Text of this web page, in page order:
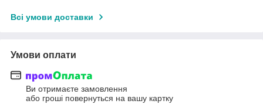
Всі умови доставки
Умови оплати
Ви отримаєте замовлення
або гроші повернуться на вашу картку